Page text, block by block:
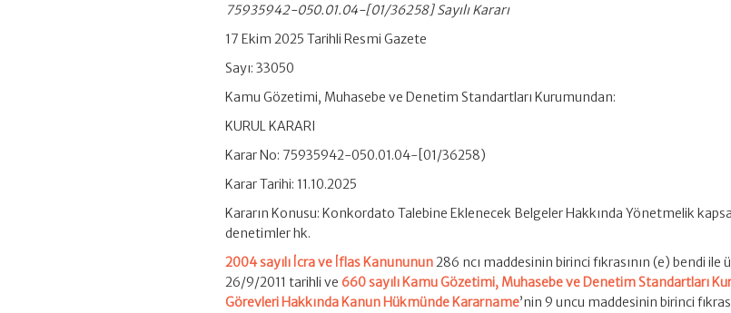
75935942-050.01.04-[01/36258] Sayılı Kararı
17 Ekim 2025 Tarihli Resmi Gazete
Sayı: 33050
Kamu Gözetimi, Muhasebe ve Denetim Standartları Kurumundan:
KURUL KARARI
Karar No: 75935942-050.01.04-[01/36258)
Karar Tarihi: 11.10.2025
Kararın Konusu: Konkordato Talebine Eklenecek Belgeler Hakkında Yönetmelik
denetimler hk.
2004 sayılı İcra ve İflas Kanununun286 ncı maddesinin birinci fıkrasının (e) bendi ile
26/9/2011 tarihli ve660 sayılı Kamu Gözetimi, Muhasebe ve Denetim Standartları
Görevleri Hakkında Kanun Hükmünde Kararname’nin 9 uncu maddesinin birinci